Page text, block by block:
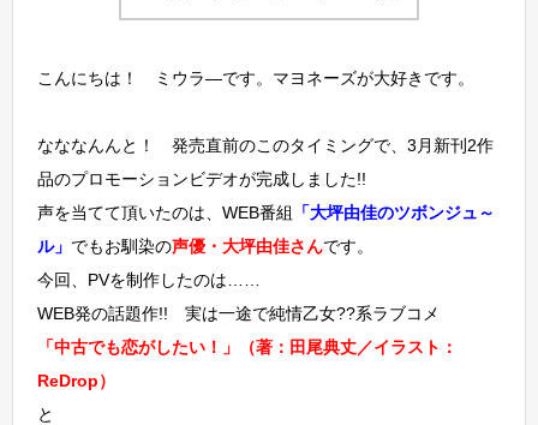
こんにちは！ ミウラ―です。マヨネーズが大好きです。
なななんんと！ 発売直前のこのタイミングで、3月新刊2作
品のプロモーションビデオが完成しました!!
声を当てて頂いたのは、WEB番組
「大坪由佳のツボンジュ～
ル」 でもお馴染の声優・大坪由佳さんです。
今回、PVを制作したのは……
WEB発の話題作!! 実は一途で純情乙女??系ラブコメ
「中古でも恋がしたい！」（著：田尾典丈／イラスト：
ReDrop）
と